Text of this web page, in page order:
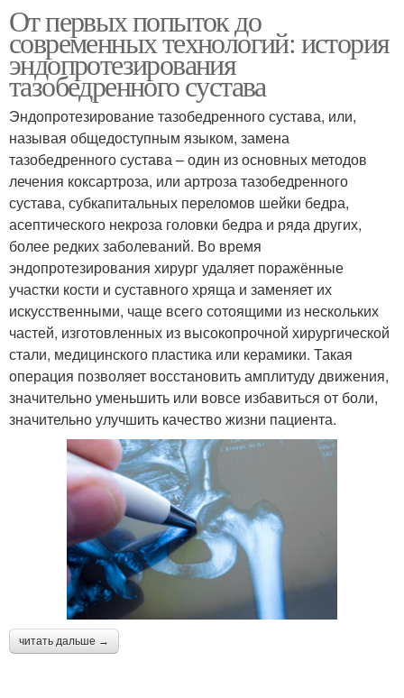
От первых попыток до
современных технологий: история
эндопротезирования
тазобедренного сустава
Эндопротезирование тазобедренного сустава, или,
называя общедоступным языком, замена
тазобедренного сустава – один из основных методов
лечения коксартроза, или артроза тазобедренного
сустава, субкапитальных переломов шейки бедра,
асептического некроза головки бедра и ряда других,
более редких заболеваний. Во время
эндопротезирования хирург удаляет поражённые
участки кости и суставного хряща и заменяет их
искусственными, чаще всего сотоящими из нескольких
частей, изготовленных из высокопрочной хирургической
стали, медицинского пластика или керамики. Такая
операция позволяет восстановить амплитуду движения,
значительно уменьшить или вовсе избавиться от боли,
значительно улучшить качество жизни пациента.
читать дальше →